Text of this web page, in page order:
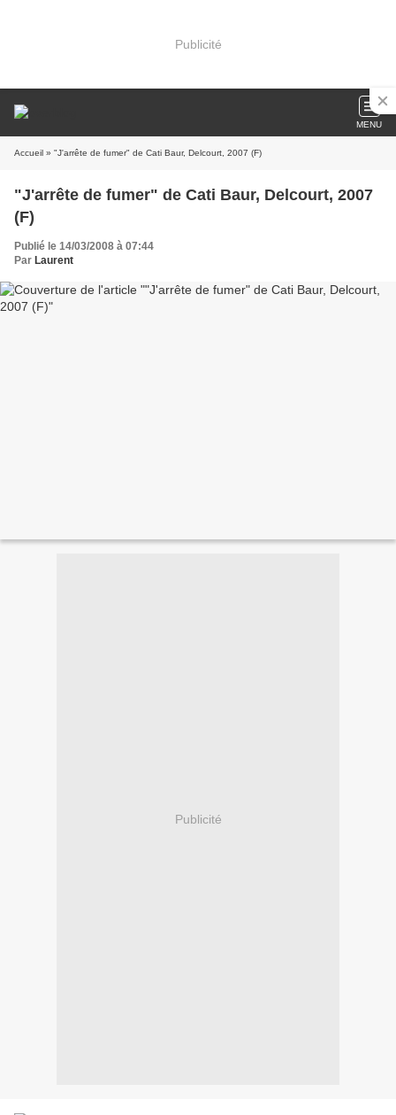
Publicité
MENU
Accueil » "J'arrête de fumer" de Cati Baur, Delcourt, 2007 (F)
"J'arrête de fumer" de Cati Baur, Delcourt, 2007
(F)
Publié le 14/03/2008 à 07:44
Par Laurent
Publicité